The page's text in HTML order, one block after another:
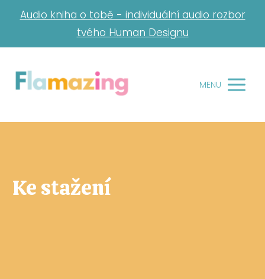
Audio kniha o tobě - individuální audio rozbor
tvého Human Designu
MENU
Ke stažení